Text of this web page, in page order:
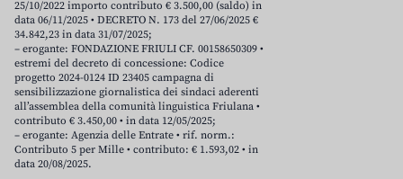
25/10/2022 importo contributo € 3.500,00 (saldo) in
data 06/11/2025 • DECRETO N. 173 del 27/06/2025 €
34.842,23 in data 31/07/2025;
– erogante: FONDAZIONE FRIULI CF. 00158650309 •
estremi del decreto di concessione: Codice
progetto 2024-0124 ID 23405 campagna di
sensibilizzazione giornalistica dei sindaci aderenti
all’assemblea della comunità linguistica Friulana •
contributo € 3.450,00 • in data 12/05/2025;
– erogante: Agenzia delle Entrate • rif. norm.:
Contributo 5 per Mille • contributo: € 1.593,02 • in
data 20/08/2025.